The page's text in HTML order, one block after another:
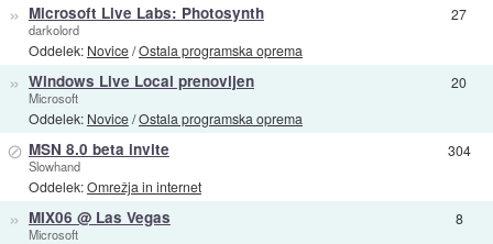
» Microsoft Live Labs: Photosynth
darkolord
Oddelek: Novice/Ostala programska oprema
27
» Windows Live Local prenovljen
Microsoft
Oddelek: Novice/Ostala programska oprema
20
⊘ MSN 8.0 beta invite
Slowhand
Oddelek:Omrežja in internet
304
» MIX06 @ Las Vegas
Microsoft
8